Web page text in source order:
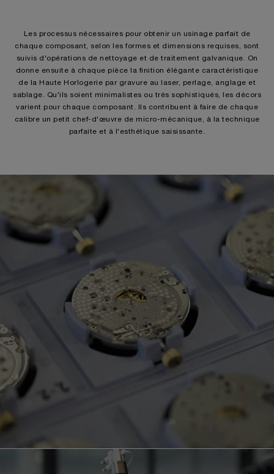
Les processus nécessaires pour obtenir un usinage parfait de
chaque composant, selon les formes et dimensions requises, sont
suivis d'opérations de nettoyage et de traitement galvanique. On
donne ensuite à chaque pièce la finition élégante caractéristique
de la Haute Horlogerie par gravure au laser, perlage, anglage et
sablage. Qu'ils soient minimalistes ou très sophistiqués, les décors
varient pour chaque composant. Ils contribuent à faire de chaque
calibre un petit chef-d'œuvre de micro-mécanique, à la technique
parfaite et à l'esthétique saisissante.